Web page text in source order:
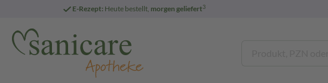
E-Rezept: Heute bestellt, morgen geliefert3